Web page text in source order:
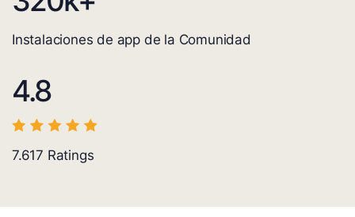
Instalaciones de app de la Comunidad
4.8
7.617 Ratings